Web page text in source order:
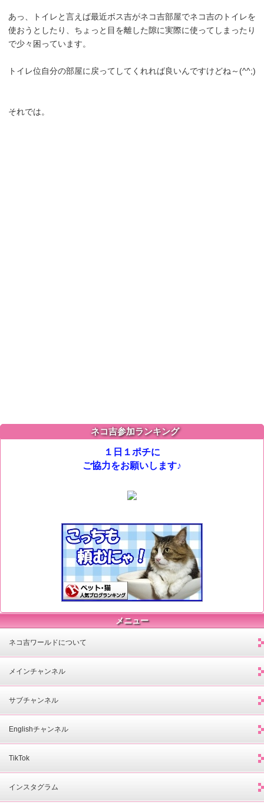
あっ、トイレと言えば最近ボス吉がネコ吉部屋でネコ吉のトイレを
使おうとしたり、ちょっと目を離した隙に実際に使ってしまったり
で少々困っています。
トイレ位自分の部屋に戻ってしてくれれば良いんですけどね～(^^;)
それでは。
ネコ吉参加ランキング
１日１ポチに
ご協力をお願いします♪
メニュー
ネコ吉ワールドについて
メインチャンネル
サブチャンネル
Englishチャンネル
TikTok
インスタグラム